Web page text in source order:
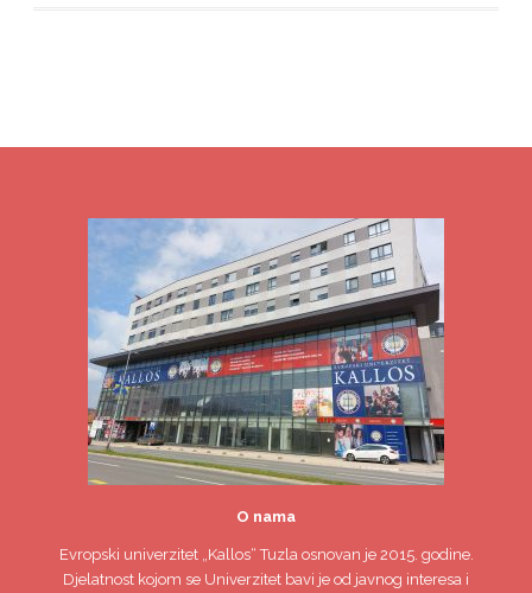
O nama
Evropski univerzitet„Kallos“ Tuzla osnovan je 2015. godine.
Djelatnost kojom se Univerzitet bavi je od javnog interesa i